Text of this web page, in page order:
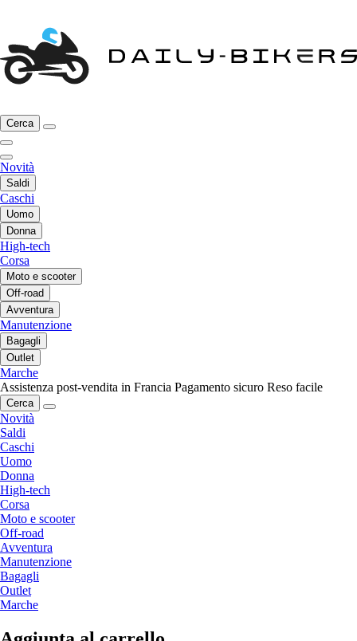
Cerca
Novità
Saldi
Caschi
Uomo
Donna
High-tech
Corsa
Moto e scooter
Off-road
Avventura
Manutenzione
Bagagli
Outlet
Marche
Assistenza post-vendita in Francia Pagamento sicuro Reso facile
Cerca
Novità
Saldi
Caschi
Uomo
Donna
High-tech
Corsa
Moto e scooter
Off-road
Avventura
Manutenzione
Bagagli
Outlet
Marche